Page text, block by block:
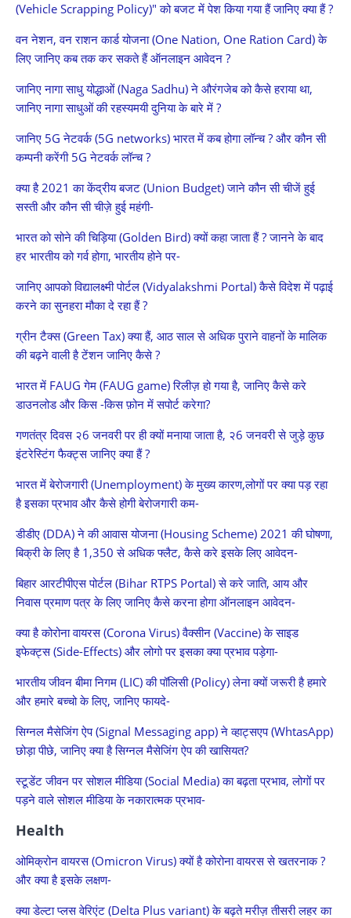
(Vehicle Scrapping Policy)" को बजट में पेश किया गया हैं जानिए क्या हैं ?
वन नेशन, वन राशन कार्ड योजना (One Nation, One Ration Card) के
लिए जानिए कब तक कर सकते हैं ऑनलाइन आवेदन ?
जानिए नागा साधु योद्धाओं (Naga Sadhu) ने औरंगजेब को कैसे हराया था,
जानिए नागा साधुओं की रहस्यमयी दुनिया के बारे में ?
जानिए 5G नेटवर्क (5G networks) भारत में कब होगा लॉन्च ? और कौन सी
कम्पनी करेंगी 5G नेटवर्क लॉन्च ?
क्या है 2021 का केंद्रीय बजट (Union Budget) जाने कौन सी चीजें हुई
सस्ती और कौन सी चीज़े हुई महंगी-
भारत को सोने की चिड़िया (Golden Bird) क्यों कहा जाता हैं ? जानने के बाद
हर भारतीय को गर्व होगा, भारतीय होने पर-
जानिए आपको विद्यालक्ष्मी पोर्टल (Vidyalakshmi Portal) कैसे विदेश में पढ़ाई
करने का सुनहरा मौका दे रहा हैं ?
ग्रीन टैक्स (Green Tax) क्या हैं, आठ साल से अधिक पुराने वाहनों के मालिक
की बढ़ने वाली है टेंशन जानिए कैसे ?
भारत में FAUG गेम (FAUG game) रिलीज़ हो गया है, जानिए कैसे करे
डाउनलोड और किस -किस फ़ोन में सपोर्ट करेगा?
गणतंत्र दिवस २6 जनवरी पर ही क्यों मनाया जाता है, २6 जनवरी से जुड़े कुछ
इंटरेस्टिंग फैक्ट्स जानिए क्या हैं ?
भारत में बेरोजगारी (Unemployment) के मुख्य कारण,लोगों पर क्या पड़ रहा
है इसका प्रभाव और कैसे होगी बेरोजगारी कम-
डीडीए (DDA) ने की आवास योजना (Housing Scheme) 2021 की घोषणा,
बिक्री के लिए है 1,350 से अधिक फ्लैट, कैसे करे इसके लिए आवेदन-
बिहार आरटीपीएस पोर्टल (Bihar RTPS Portal) से करे जाति, आय और
निवास प्रमाण पत्र के लिए जानिए कैसे करना होगा ऑनलाइन आवेदन-
क्या है कोरोना वायरस (Corona Virus) वैक्सीन (Vaccine) के साइड
इफेक्ट्स (Side-Effects) और लोगो पर इसका क्या प्रभाव पड़ेगा-
भारतीय जीवन बीमा निगम (LIC) की पॉलिसी (Policy) लेना क्यों जरूरी है हमारे
और हमारे बच्चो के लिए, जानिए फायदे-
सिग्नल मैसेजिंग ऐप (Signal Messaging app) ने व्हाट्सएप (WhtasApp)
छोड़ा पीछे, जानिए क्या है सिग्नल मैसेजिंग ऐप की खासियत?
स्टूडेंट जीवन पर सोशल मीडिया (Social Media) का बढ़ता प्रभाव, लोगों पर
पड़ने वाले सोशल मीडिया के नकारात्मक प्रभाव-
Health
ओमिक्रोन वायरस (Omicron Virus) क्यों है कोरोना वायरस से खतरनाक ?
और क्या है इसके लक्षण-
क्या डेल्टा प्लस वेरिएंट (Delta Plus variant) के बढ़ते मरीज़ तीसरी लहर का